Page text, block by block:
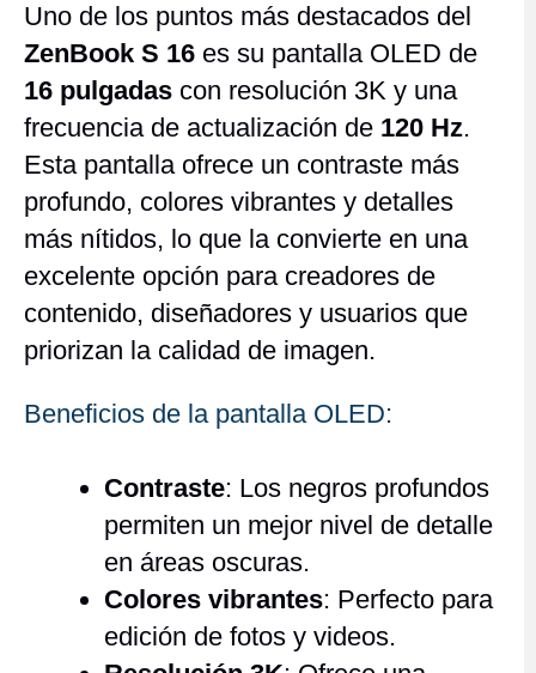
Uno de los puntos más destacados del
ZenBook S 16 es su pantalla OLED de
16 pulgadas con resolución 3K y una
frecuencia de actualización de 120 Hz.
Esta pantalla ofrece un contraste más
profundo, colores vibrantes y detalles
más nítidos, lo que la convierte en una
excelente opción para creadores de
contenido, diseñadores y usuarios que
priorizan la calidad de imagen.
Beneficios de la pantalla OLED:
Contraste: Los negros profundos
permiten un mejor nivel de detalle
en áreas oscuras.
Colores vibrantes: Perfecto para
edición de fotos y videos.